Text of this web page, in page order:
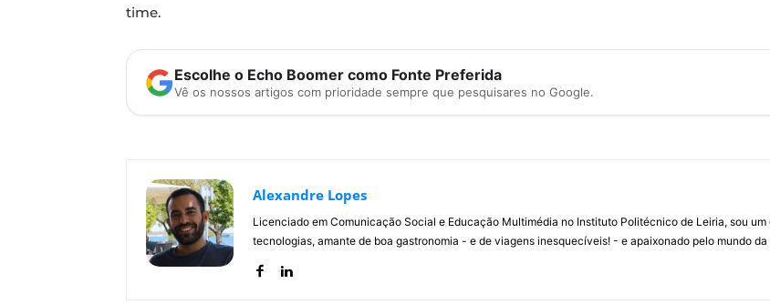
time.
Escolhe o Echo Boomer como Fonte Preferida
Vê os nossos artigos com prioridade sempre que pesquisares no Google.
Alexandre Lopes
Licenciado em Comunicação Social e Educação Multimédia no Instituto Politécnico de Leiria, sou
tecnologias, amante de boa gastronomia - e de viagens inesquecíveis! - e apaixonado pelo mundo da